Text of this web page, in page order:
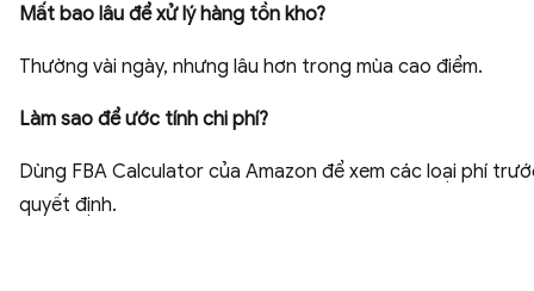
Mất bao lâu để xử lý hàng tồn kho?
Thường vài ngày, nhưng lâu hơn trong mùa cao điểm.
Làm sao để ước tính chi phí?
Dùng FBA Calculator của Amazon để xem các loại phí
quyết định.